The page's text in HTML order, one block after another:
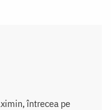
întrecea pe